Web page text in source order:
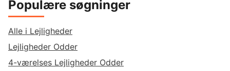
Populære søgninger
Alle i Lejligheder
Lejligheder Odder
4-værelses Lejligheder Odder